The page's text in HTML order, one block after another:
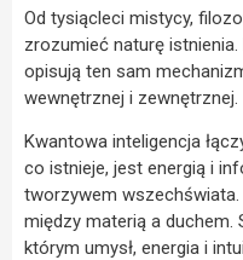
Od tysiącleci mistycy,
zrozumieć naturę
opisują ten sam
wewnętrznej i zewnętrznej.
Kwantowa inteligencja
co istnieje, jest energią i
tworzywem
między materią a duchem.
którym umysł, energia i